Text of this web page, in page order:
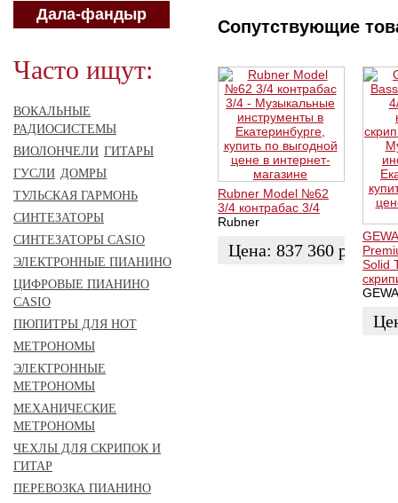
Сопутствующие
Rubner Model №62
3/4 контрабас 3/4
Rubner
Цена: 837 360 руб.
Solid
GEWA
Дала-фандыр
Часто ищут:
ВОКАЛЬНЫЕ
РАДИОСИСТЕМЫ
ВИОЛОНЧЕЛИ ГИТАРЫ
ГУСЛИ ДОМРЫ
ТУЛЬСКАЯ ГАРМОНЬ
СИНТЕЗАТОРЫ
СИНТЕЗАТОРЫ CASIO
ЭЛЕКТРОННЫЕ ПИАНИНО
ЦИФРОВЫЕ ПИАНИНО
CASIO
ПЮПИТРЫ ДЛЯ НОТ
МЕТРОНОМЫ
ЭЛЕКТРОННЫЕ
МЕТРОНОМЫ
МЕХАНИЧЕСКИЕ
МЕТРОНОМЫ
ЧЕХЛЫ ДЛЯ СКРИПОК И
ГИТАР
ПЕРЕВОЗКА ПИАНИНО